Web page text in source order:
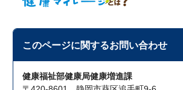
このページに関するお問い合わせ
健康福祉部健康局健康増進課